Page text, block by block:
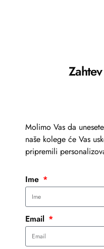
Molimo Vas da
naše kolege će Vas
pripremili
Ime
Email